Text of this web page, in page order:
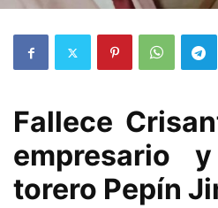
Fallece
empresario
torero Pepín